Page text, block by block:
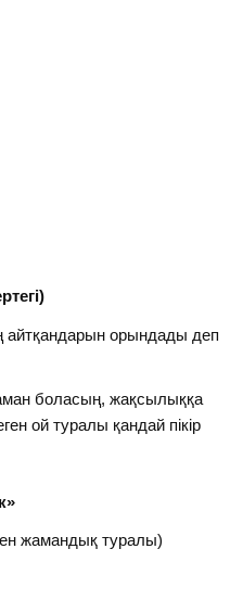
айтқандарын орындады деп
боласың, жақсылыққа
ой туралы қандай пікір
жамандық туралы)